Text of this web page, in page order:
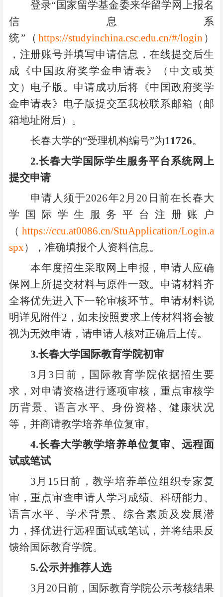
登录“国家留学基金委来华留学网上报名
信息系
统”（ https://studyinchina.csc.edu.cn/#/login ）
，注册账号并填写申请信息，在线提交后生
成《中国政府奖学金申请表》（中文或英
文）电子版。申请成功后将《中国政府奖学
金申请表》电子版提交至我校联系邮箱（邮
箱地址附后）。
长春大学的“受理机构编号”为11726。
2.长春大学国际学生服务平台系统网上
提交申请
申请人须于2026年2月20日前在长春大
学国际学生服务平台注册账户
（ https://ccu.at0086.cn/StuApplication/Login.a
spx），准确填报个人资料信息。
本年度招生采取网上申报，申请人应确
保网上所提交材料与原件一致。申请材料齐
全将优先进入下一轮审核环节。申请材料说
明详见附件2，如未按照要求上传材料将会被
视为无效申请，请申请人核对正确后上传。
3.长春大学国际教育学院初审
3 月3日前，国际教育学院依据招生要
求，对申请资格进行逐项审核，重点审核学
历背景、语言水平、身份资格、健康状况
等，并商请教学培养单位复审。
4.长春大学教学培养单位复审、远程面
试或笔试
3 月15日前，教学培养单位组织专家复
审，重点审查申请人学习成绩、科研能力、
语言水平、学术背景、综合素质及发展潜
力，择优进行远程面试或笔试，并将结果反
馈给国际教育学院。
5.公示并推荐人选
3月20日前，国际教育学院公示考核结果